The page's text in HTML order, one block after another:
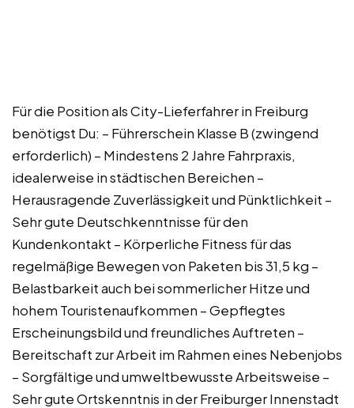
Für die Position als City-Lieferfahrer in Freiburg
benötigst Du: – Führerschein Klasse B (zwingend
erforderlich) – Mindestens 2 Jahre Fahrpraxis,
idealerweise in städtischen Bereichen –
Herausragende Zuverlässigkeit und Pünktlichkeit –
Sehr gute Deutschkenntnisse für den
Kundenkontakt – Körperliche Fitness für das
regelmäßige Bewegen von Paketen bis 31,5 kg –
Belastbarkeit auch bei sommerlicher Hitze und
hohem Touristenaufkommen – Gepflegtes
Erscheinungsbild und freundliches Auftreten –
Bereitschaft zur Arbeit im Rahmen eines Nebenjobs
– Sorgfältige und umweltbewusste Arbeitsweise –
Sehr gute Ortskenntnis in der Freiburger Innenstadt